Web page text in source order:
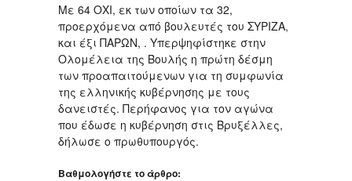
Με 64 ΟΧΙ, εκ των οποίων τα 32,
προερχόμενα από βουλευτές του ΣΥΡΙΖΑ,
και έξι ΠΑΡΩΝ, . Υπερψηφίστηκε στην
Ολομέλεια της Βουλής η πρώτη δέσμη
των προαπαιτούμενων για τη συμφωνία
της ελληνικής κυβέρνησης με τους
δανειστές. Περήφανος για τον αγώνα
που έδωσε η κυβέρνηση στις Βρυξέλλες,
δήλωσε ο πρωθυπουργός.
Βαθμολογήστε το άρθρο: